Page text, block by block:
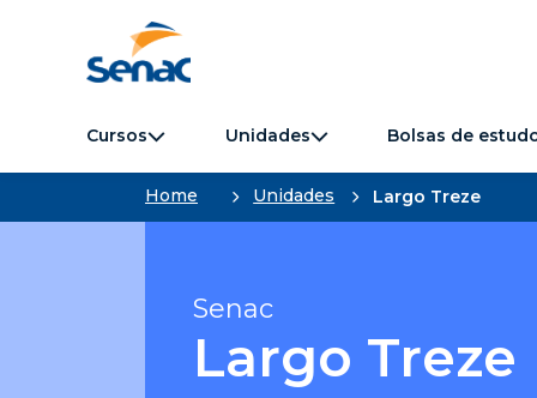
Cursos Unidades Bolsas de
Home Unidades Largo Treze
Senac
Largo Treze